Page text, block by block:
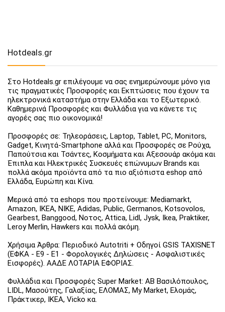
Hotdeals.gr
Στο Hotdeals.gr επιλέγουμε να σας ενημερώνουμε μόνο για
τις πραγματικές Προσφορές και Εκπτώσεις που έχουν τα
ηλεκτρονικά καταστήμα στην Ελλάδα και το Εξωτερικό.
Καθημερινά Προσφορές και Φυλλάδια για να κάνετε τις
αγορές σας πιο οικονομικά!
Προσφορές σε: Τηλεοράσεις, Laptop, Tablet, PC, Monitors,
Gadget, Κινητά-Smartphone αλλά και Προσφορές σε Ρούχα,
Παπούτσια και Τσάντες, Κοσμήματα και Αξεσουάρ ακόμα και
Έπιπλα και Ηλεκτρικές Συσκευές επώνυμων Brands και
πολλά ακόμα προϊόντα από τα πιο αξιόπιστα eshop από
Ελλάδα, Ευρώπη και Κίνα.
Μερικά από τα eshops που προτείνουμε: Mediamarkt,
Amazon, IKEA, NIKE, Adidas, Public, Germanos, Kotsovolos,
Gearbest, Banggood, Νοτος, Attica, Lidl, Jysk, Ikea, Praktiker,
Leroy Merlin, Hawkers και πολλά ακόμη.
Χρήσιμα Άρθρα: Περιοδικό Autotriti + Οδηγοί GSIS TAXISNET
(ΕΦΚΑ - Ε9 - Ε1 - Φορολογικές Δηλώσεις - Ασφαλιστικές
Εισφορές). ΑΑΔΕ ΛΟΤΑΡΙΑ ΕΦΟΡΙΑΣ.
Φυλλάδια και Προσφορές Super Market: ΑΒ Βασιλόπουλος,
LIDL, Μασούτης, Γαλαξίας, ΕΛΟΜΑΣ, My Market, Ελομάς,
Πράκτικερ, ΙΚΕΑ, Vicko κα.